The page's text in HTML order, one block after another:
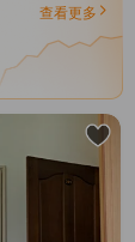
查看更多